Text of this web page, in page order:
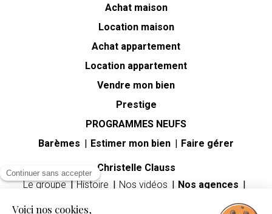
Continuer sans accepter
Voici nos cookies,
Achat maison
Location maison
Achat appartement
Location appartement
Vendre mon bien
Prestige
PROGRAMMES NEUFS
Barèmes
Estimer mon bien Faire gérer
Christelle Clauss
Le groupe
Histoire Nos vidéos
Nos agences